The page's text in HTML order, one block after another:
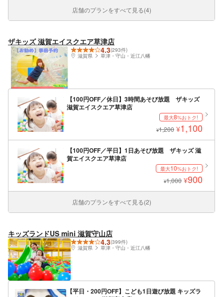
店舗のプランをすべて見る(4)
ザキッズ 滋賀エイスクエア草津店
4.3(293件)
滋賀県
草津・守山・近江八幡
【100円OFF／休日】3時間あそび放題 ザキッズ
滋賀エイスクエア草津店
最大8%おトク!
¥1,200 ¥1,100
【100円OFF／平日】1日あそび放題 ザキッズ 滋
賀エイスクエア草津店
最大10%おトク!
¥1,000 ¥900
店舗のプランをすべて見る(2)
キッズランドUS mini 滋賀守山店
4.3(399件)
滋賀県
草津・守山・近江八幡
【平日・200円OFF】こども1日遊び放題 キッズラ